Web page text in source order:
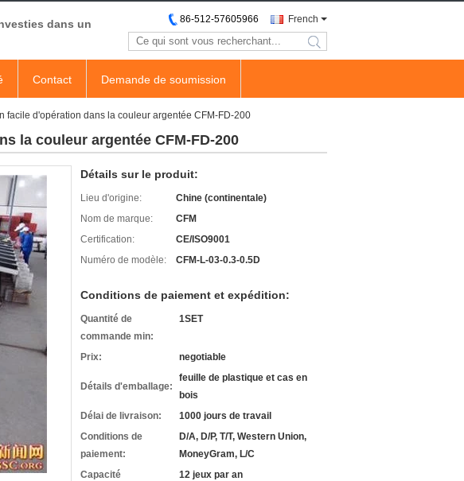
dans un
French
86-512-57605966
search
Contact Demande de soumission
facile d'opération dans la couleur argentée CFM-FD-200
la couleur argentée CFM-FD-200
Détails sur le produit:
Lieu d'origine:
Chine (continentale)
Nom de marque:
CFM
Certification:
CE/ISO9001
Numéro de modèle:
CFM-L-03-0.3-0.5D
Conditions de paiement et expédition:
Quantité de
commande min:
1SET
Prix: negotiable
Détails d'emballage:
feuille de plastique et cas en
bois
Délai de livraison:
1000 jours de travail
Conditions de
paiement:
D/A, D/P, T/T, Western Union,
MoneyGram, L/C
Capacité
12 jeux par an